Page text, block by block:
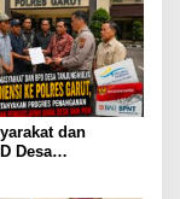
dan
Desa